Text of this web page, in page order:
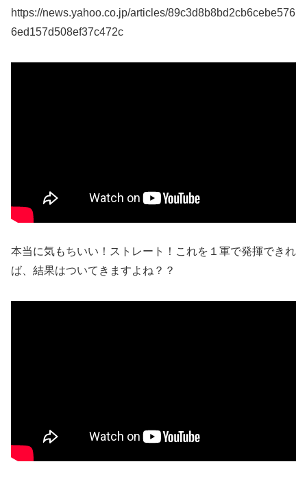
https://news.yahoo.co.jp/articles/89c3d8b8bd2cb6cebe576
6ed157d508ef37c472c
本当に気もちいい！ストレート！これを１軍で発揮できれ
ば、結果はついてきますよね？？